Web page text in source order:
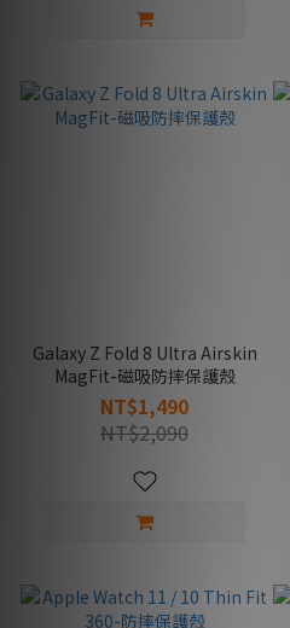
Galaxy Z Fold 8 Ultra Airskin
MagFit-磁吸防摔保護殼
NT$1,490
NT$2,090